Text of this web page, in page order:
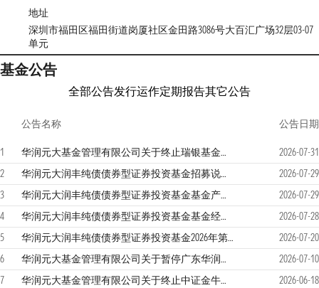
地址
深圳市福田区福田街道岗厦社区金田路3086号大百汇广场32层03-07
单元
基金公告
全部公告发行运作定期报告其它公告
公告名称 公告日期
1 华润元大基金管理有限公司关于终止瑞银基金销售（深圳）有限公司办理本公司旗下基金销售业务的公告
2026-07-31
2
华润元大润丰纯债债券型证券投资基金招募说明书(更新)(2026年第1号）
2026-07-29
3
华润元大润丰纯债债券型证券投资基金基金产品资料概要更新
2026-07-29
4
华润元大润丰纯债债券型证券投资基金基金经理变更公告
2026-07-28
5
华润元大润丰纯债债券型证券投资基金2026年第2季度报告
2026-07-20
6
华润元大基金管理有限公司关于暂停广东华润银行股份有限公司办理本公司旗下基金部分销售业务的公告
2026-07-10
7
华润元大基金管理有限公司关于终止中证金牛（北京）基金销售有限公司办理本公司旗下基金销售业务的公告 2026-06-18